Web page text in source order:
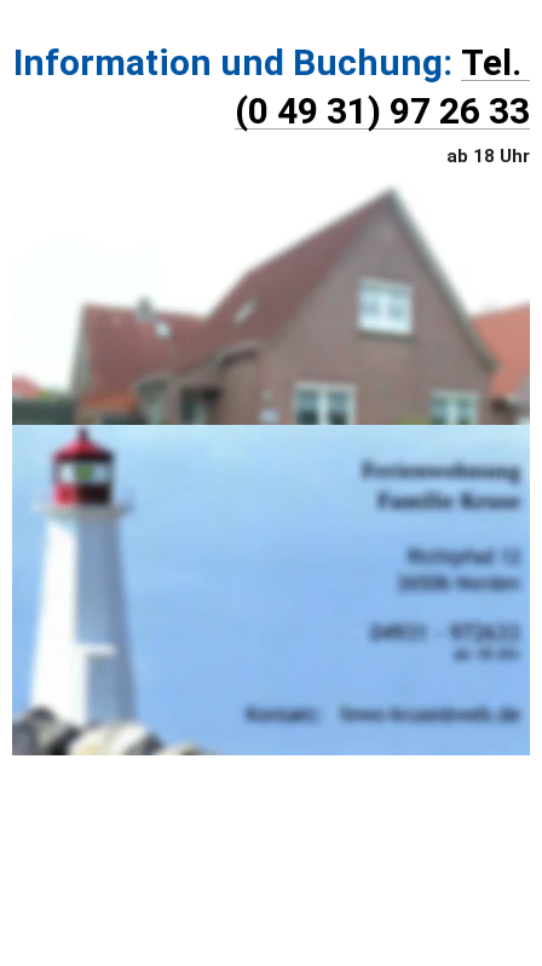
Information und Buchung: Tel.
(0 49 31) 97 26 33
ab 18 Uhr
Unsere Ferienwohnung im EG ist für 2 Personen, die
Ferienwohnung im OG ist für bis zu 4 Personen mietbar. Für jede
Ferienwohnung steht ein PKW Stellplatz zur Verfügung.
Unterstellmöglichkeit für Fahrräder. Fahrräder auf Anfrage.
(Marktplatz ca. 1 km entfernt; Wellenbad, Strand,
Seehundstation sind ca. 2,5 km entfernt.)
In unseren Ferienwohnungen darf nicht geraucht werden.
Haustiere sind nicht gestattet.
HinRo.de